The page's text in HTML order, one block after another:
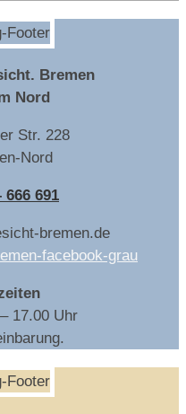
Bremen
Nord
Str. 228
Nord
666 691
bremen.de
17.00 Uhr